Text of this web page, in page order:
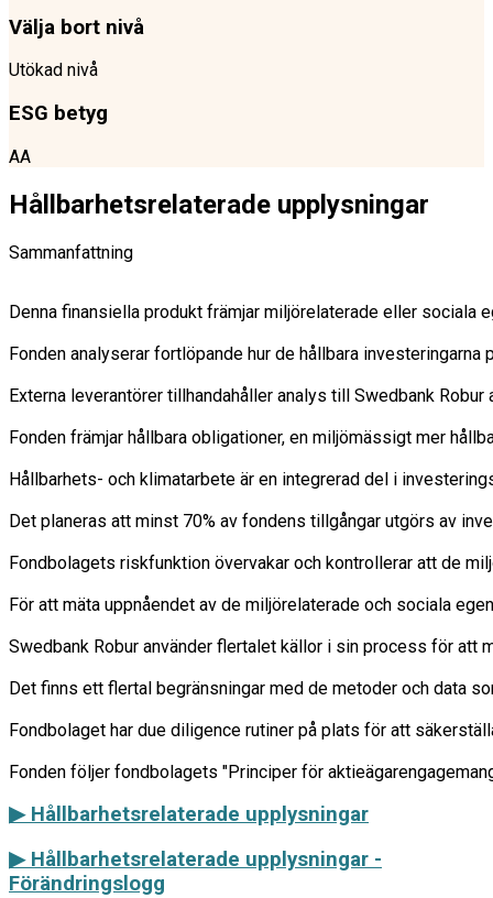
Välja bort nivå
Utökad nivå
ESG betyg
AA
Hållbarhetsrelaterade upplysningar
Sammanfattning
Denna finansiella produkt främjar miljörelaterade eller sociala
Fonden analyserar fortlöpande hur de hållbara
Externa leverantörer tillhandahåller analys till Swedbank
Fonden främjar hållbara obligationer, en miljömässigt mer
Hållbarhets- och klimatarbete är en integrerad del i
Det planeras att minst 70% av fondens tillgångar utgörs av
Fondbolagets riskfunktion övervakar och kontrollerar att de
För att mäta uppnåendet av de miljörelaterade och sociala
Swedbank Robur använder flertalet källor i sin process för att
Det finns ett flertal begränsningar med de metoder och data
Fondbolaget har due diligence rutiner på plats för att
▶ Hållbarhetsrelaterade upplysningar
▶ Hållbarhetsrelaterade upplysningar -
Förändringslogg